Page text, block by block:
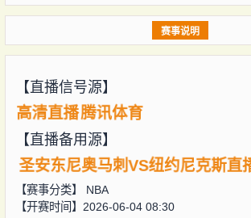
赛事说明
【直播信号源】
高清直播腾讯体育
【直播备用源】
圣安东尼奥马刺VS纽约尼克斯直
【赛事分类】 NBA
【开赛时间】2026-06-04 08:30